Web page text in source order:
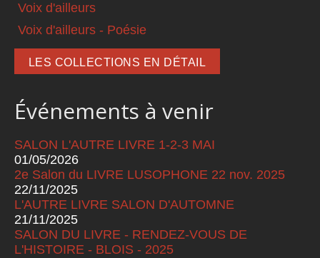
Voix d'ailleurs
Voix d'ailleurs - Poésie
LES COLLECTIONS EN DÉTAIL
Événements à venir
SALON L'AUTRE LIVRE 1-2-3 MAI
01/05/2026
2e Salon du LIVRE LUSOPHONE 22 nov. 2025
22/11/2025
L'AUTRE LIVRE SALON D'AUTOMNE
21/11/2025
SALON DU LIVRE - RENDEZ-VOUS DE
L'HISTOIRE - BLOIS - 2025